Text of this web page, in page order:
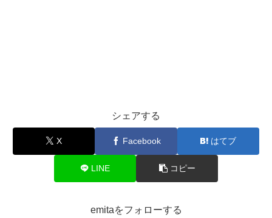
シェアする
X Facebook はてブ
LINE コピー
emitaをフォローする